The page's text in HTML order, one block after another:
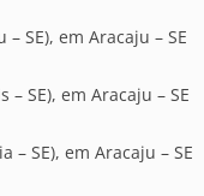
SE), em Aracaju – SE
– SE), em Aracaju – SE
– SE), em Aracaju – SE